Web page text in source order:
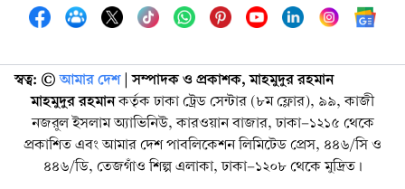
স্বত্ব: ©️ আমার দেশ| সম্পাদক ও প্রকাশক, মাহমুদুর রহমান
মাহমুদুর রহমানকর্তৃক ঢাকা ট্রেড সেন্টার (৮ম ফ্লোর), ৯৯, কাজী
নজরুল ইসলাম অ্যাভিনিউ, কারওয়ান বাজার, ঢাকা-১২১৫ থেকে
প্রকাশিত এবং আমার দেশ পাবলিকেশন লিমিটেড প্রেস, ৪৪৬/সি ও
৪৪৬/ডি, তেজগাঁও শিল্প এলাকা, ঢাকা-১২০৮ থেকে মুদ্রিত।